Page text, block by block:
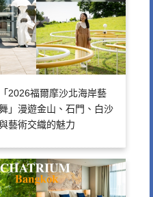
2026福爾摩沙北海岸藝
」漫遊金山、石門、白沙
藝術交織的魅力